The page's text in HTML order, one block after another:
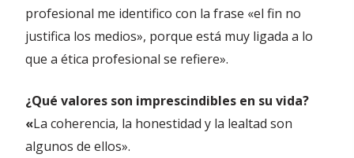
profesional me identifico con la frase «el fin no
justifica los medios», porque está muy ligada a lo
que a ética profesional se refiere».
¿Qué valores son imprescindibles en su vida?
«La coherencia, la honestidad y la lealtad son
algunos de ellos».